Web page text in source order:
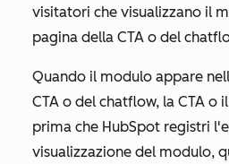
visitatori che visualizzano il
pagina della CTA o del
Quando il modulo appare
CTA o del chatflow, la CTA o
prima che HubSpot registri
visualizzazione del modulo,